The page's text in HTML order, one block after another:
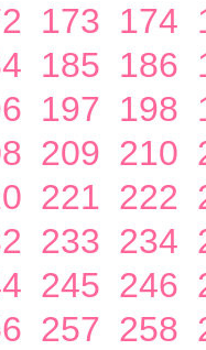
173 174
185 186
197 198
209 210
221 222
233 234
245 246
257 258